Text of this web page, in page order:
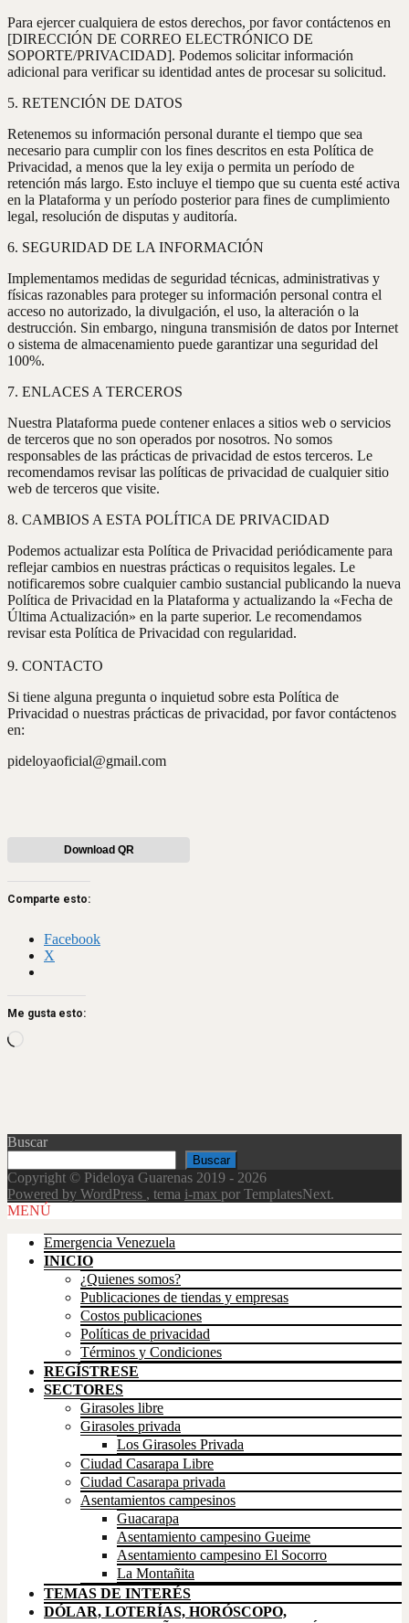
Para ejercer cualquiera de estos derechos, por favor contáctenos en
[DIRECCIÓN DE CORREO ELECTRÓNICO DE
SOPORTE/PRIVACIDAD]. Podemos solicitar información
adicional para verificar su identidad antes de procesar su solicitud.
5. RETENCIÓN DE DATOS
Retenemos su información personal durante el tiempo que sea
necesario para cumplir con los fines descritos en esta Política de
Privacidad, a menos que la ley exija o permita un período de
retención más largo. Esto incluye el tiempo que su cuenta esté activa
en la Plataforma y un período posterior para fines de cumplimiento
legal, resolución de disputas y auditoría.
6. SEGURIDAD DE LA INFORMACIÓN
Implementamos medidas de seguridad técnicas, administrativas y
físicas razonables para proteger su información personal contra el
acceso no autorizado, la divulgación, el uso, la alteración o la
destrucción. Sin embargo, ninguna transmisión de datos por Internet
o sistema de almacenamiento puede garantizar una seguridad del
100%.
7. ENLACES A TERCEROS
Nuestra Plataforma puede contener enlaces a sitios web o servicios
de terceros que no son operados por nosotros. No somos
responsables de las prácticas de privacidad de estos terceros. Le
recomendamos revisar las políticas de privacidad de cualquier sitio
web de terceros que visite.
8. CAMBIOS A ESTA POLÍTICA DE PRIVACIDAD
Podemos actualizar esta Política de Privacidad periódicamente para
reflejar cambios en nuestras prácticas o requisitos legales. Le
notificaremos sobre cualquier cambio sustancial publicando la nueva
Política de Privacidad en la Plataforma y actualizando la «Fecha de
Última Actualización» en la parte superior. Le recomendamos
revisar esta Política de Privacidad con regularidad.
9. CONTACTO
Si tiene alguna pregunta o inquietud sobre esta Política de
Privacidad o nuestras prácticas de privacidad, por favor contáctenos
en:
pideloyaoficial@gmail.com
Download QR
Comparte esto:
Facebook
X
Me gusta esto:
Buscar
Buscar
Copyright © Pideloya Guarenas 2019 - 2026
Powered by WordPress , tema i-max por TemplatesNext.
Scroll
MENÚ
Emergencia Venezuela
INICIO
¿Quienes somos?
Publicaciones de tiendas y empresas
Costos publicaciones
Políticas de privacidad
Términos y Condiciones
REGÍSTRESE
SECTORES
Girasoles libre
Girasoles privada
Los Girasoles Privada
Ciudad Casarapa Libre
Ciudad Casarapa privada
Asentamientos campesinos
Guacarapa
Asentamiento campesino Gueime
Asentamiento campesino El Socorro
La Montañita
TEMAS DE INTERÉS
DÓLAR, LOTERÍAS, HORÓSCOPO,